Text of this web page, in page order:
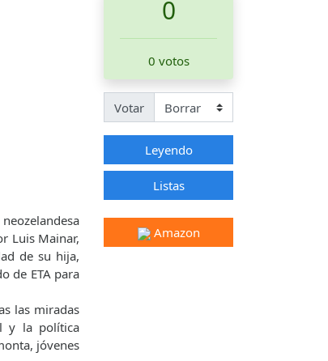
Luis Mainar,
de su hija,
de ETA para
las mi­radas
y la política
jóvenes
0
0 votos
Votar
Leyendo
Listas
Amazon